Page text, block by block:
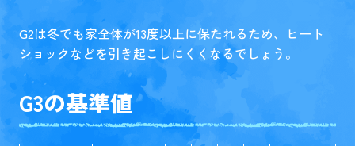
G2は冬でも家全体が13度以上に保たれるため、ヒート
ショックなどを引き起こしにくくなるでしょう。
G3の基準値